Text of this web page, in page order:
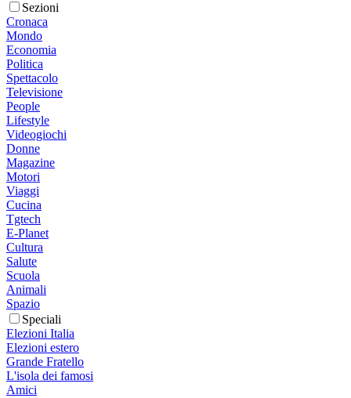
Sezioni
Cronaca
Mondo
Economia
Politica
Spettacolo
Televisione
People
Lifestyle
Videogiochi
Donne
Magazine
Motori
Viaggi
Cucina
Tgtech
E-Planet
Cultura
Salute
Scuola
Animali
Spazio
Speciali
Elezioni Italia
Elezioni estero
Grande Fratello
L'isola dei famosi
Amici